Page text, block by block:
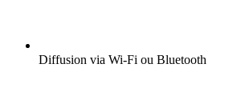
Diffusion via Wi-Fi ou Bluetooth